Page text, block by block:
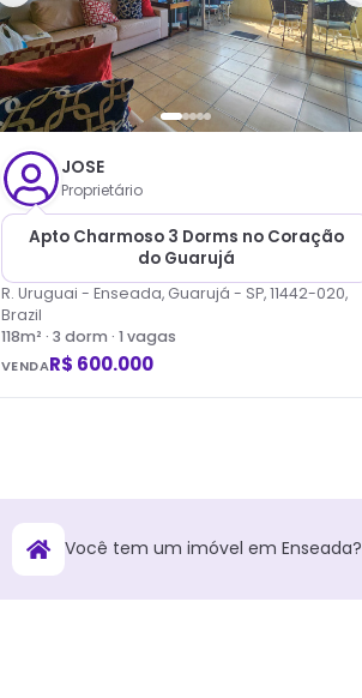
JOSE
Proprietário
Apto Charmoso 3 Dorms no Coração
do Guarujá
R. Uruguai - Enseada, Guarujá - SP, 11442-020,
Brazil
118m² · 3 dorm · 1 vagas
VENDAR$ 600.000
Você tem um imóvel em Enseada?